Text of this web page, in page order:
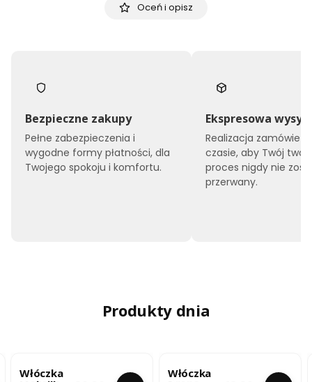
Oceń i opisz
Bezpieczne zakupy
Pełne zabezpieczenia i
wygodne formy płatności, dla
Twojego spokoju i komfortu.
Ekspresowa
Realizacja zamówień
czasie, aby Twój
proces nigdy nie
przerwany.
Produkty dnia
Włóczka
Włóczka